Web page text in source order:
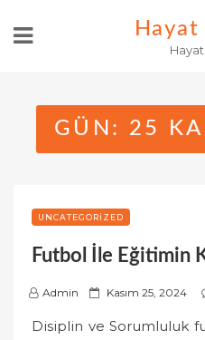
Hayat
Hayat
GÜN: 25
UNCATEGORIZED
Futbol İle Eğitimin
Admin
P
s
Kasım 25, 2024
Disiplin ve Sorumluluk